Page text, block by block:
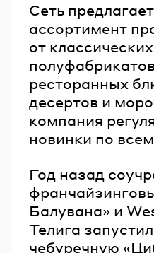
Сеть
ассортимент
от
ресторанных
десертов и
компания
новинки по
Год назад
Балувана» и
Телига
чебуречную